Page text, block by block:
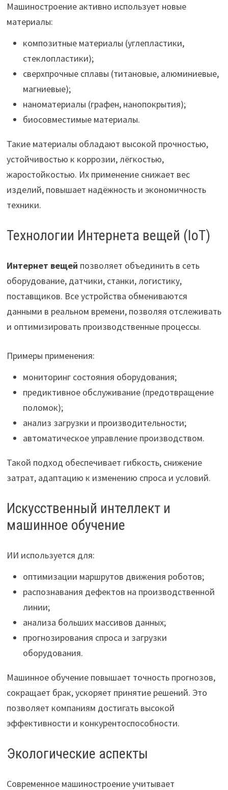
Машиностроение активно использует новые
материалы:
композитные материалы (углепластики,
стеклопластики);
сверхпрочные сплавы (титановые, алюминиевые,
магниевые);
наноматериалы (графен, нанопокрытия);
биосовместимые материалы.
Такие материалы обладают высокой прочностью,
устойчивостью к коррозии, лёгкостью,
жаростойкостью. Их применение снижает вес
изделий, повышает надёжность и экономичность
техники.
Технологии Интернета вещей (IoT)
Интернет вещей позволяет объединить в сеть
оборудование, датчики, станки, логистику,
поставщиков. Все устройства обмениваются
данными в реальном времени, позволяя отслеживать
и оптимизировать производственные процессы.
Примеры применения:
мониторинг состояния оборудования;
предиктивное обслуживание (предотвращение
поломок);
анализ загрузки и производительности;
автоматическое управление производством.
Такой подход обеспечивает гибкость, снижение
затрат, адаптацию к изменению спроса и условий.
Искусственный интеллект и
машинное обучение
ИИ используется для:
оптимизации маршрутов движения роботов;
распознавания дефектов на производственной
линии;
анализа больших массивов данных;
прогнозирования спроса и загрузки
оборудования.
Машинное обучение повышает точность прогнозов,
сокращает брак, ускоряет принятие решений. Это
позволяет компаниям достигать высокой
эффективности и конкурентоспособности.
Экологические аспекты
Современное машиностроение учитывает